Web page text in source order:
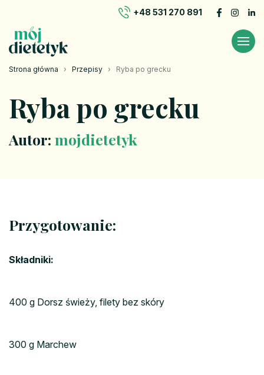
+48 531 270 891
Strona główna › Przepisy › Ryba po grecku
Ryba po grecku
Autor: mojdietetyk
Przygotowanie:
Składniki:
400 g Dorsz świeży, filety bez skóry
300 g Marchew